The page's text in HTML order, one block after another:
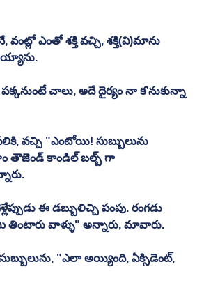
పక్కనుంటే చాలు, అదే దైర్యం నా క’నుకున్నా
వచ్చి "ఎంటోయి! సుబ్బులును
తౌజెండ్ కాండిల్ బల్బ్ గా
ఈ డబ్బులిచ్చి పంపు. రంగడు
తింటారు వాళ్ళు" అన్నారు, మావారు.